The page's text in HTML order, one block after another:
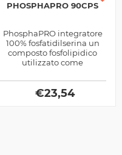
PHOSPHAPRO 90CPS
PhosphaPRO integratore
100% fosfatidilserina un
composto fosfolipidico
utilizzato come
controllando la presenza
del cortisolo nel...
€23,54